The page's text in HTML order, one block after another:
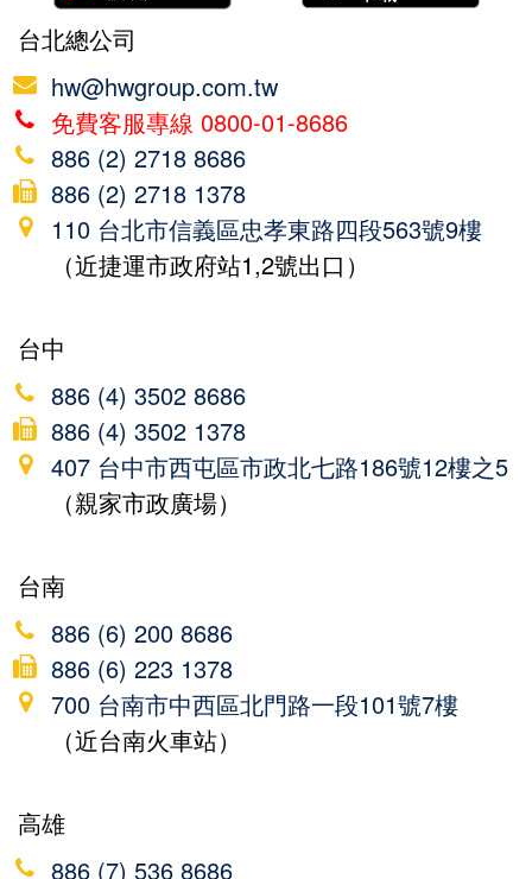
台北總公司
hw@hwgroup.com.tw
免費客服專線 0800-01-8686
886 (2) 2718 8686
886 (2) 2718 1378
110 台北市信義區忠孝東路四段563號9樓
（近捷運市政府站1,2號出口）
台中
886 (4) 3502 8686
886 (4) 3502 1378
407 台中市西屯區市政北七路186號12樓之5
（親家市政廣場）
台南
886 (6) 200 8686
886 (6) 223 1378
700 台南市中西區北門路一段101號7樓
（近台南火車站）
高雄
886 (7) 536 8686